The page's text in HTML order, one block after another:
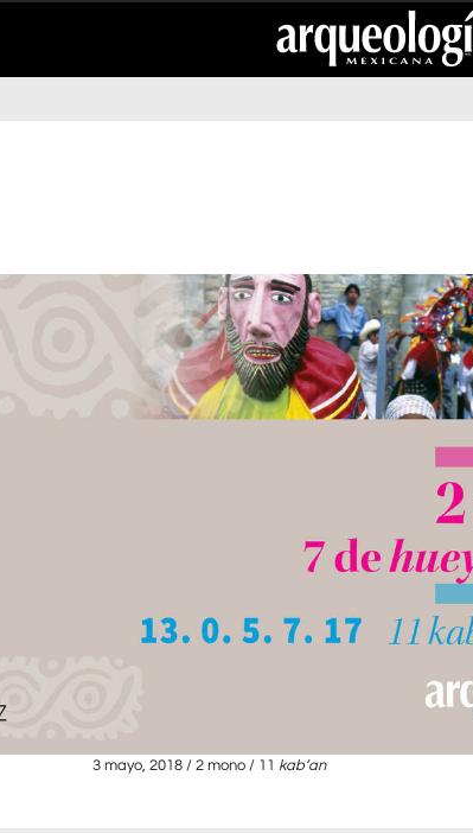
3 mayo, 2018 / 2 mono / 11 kab’an